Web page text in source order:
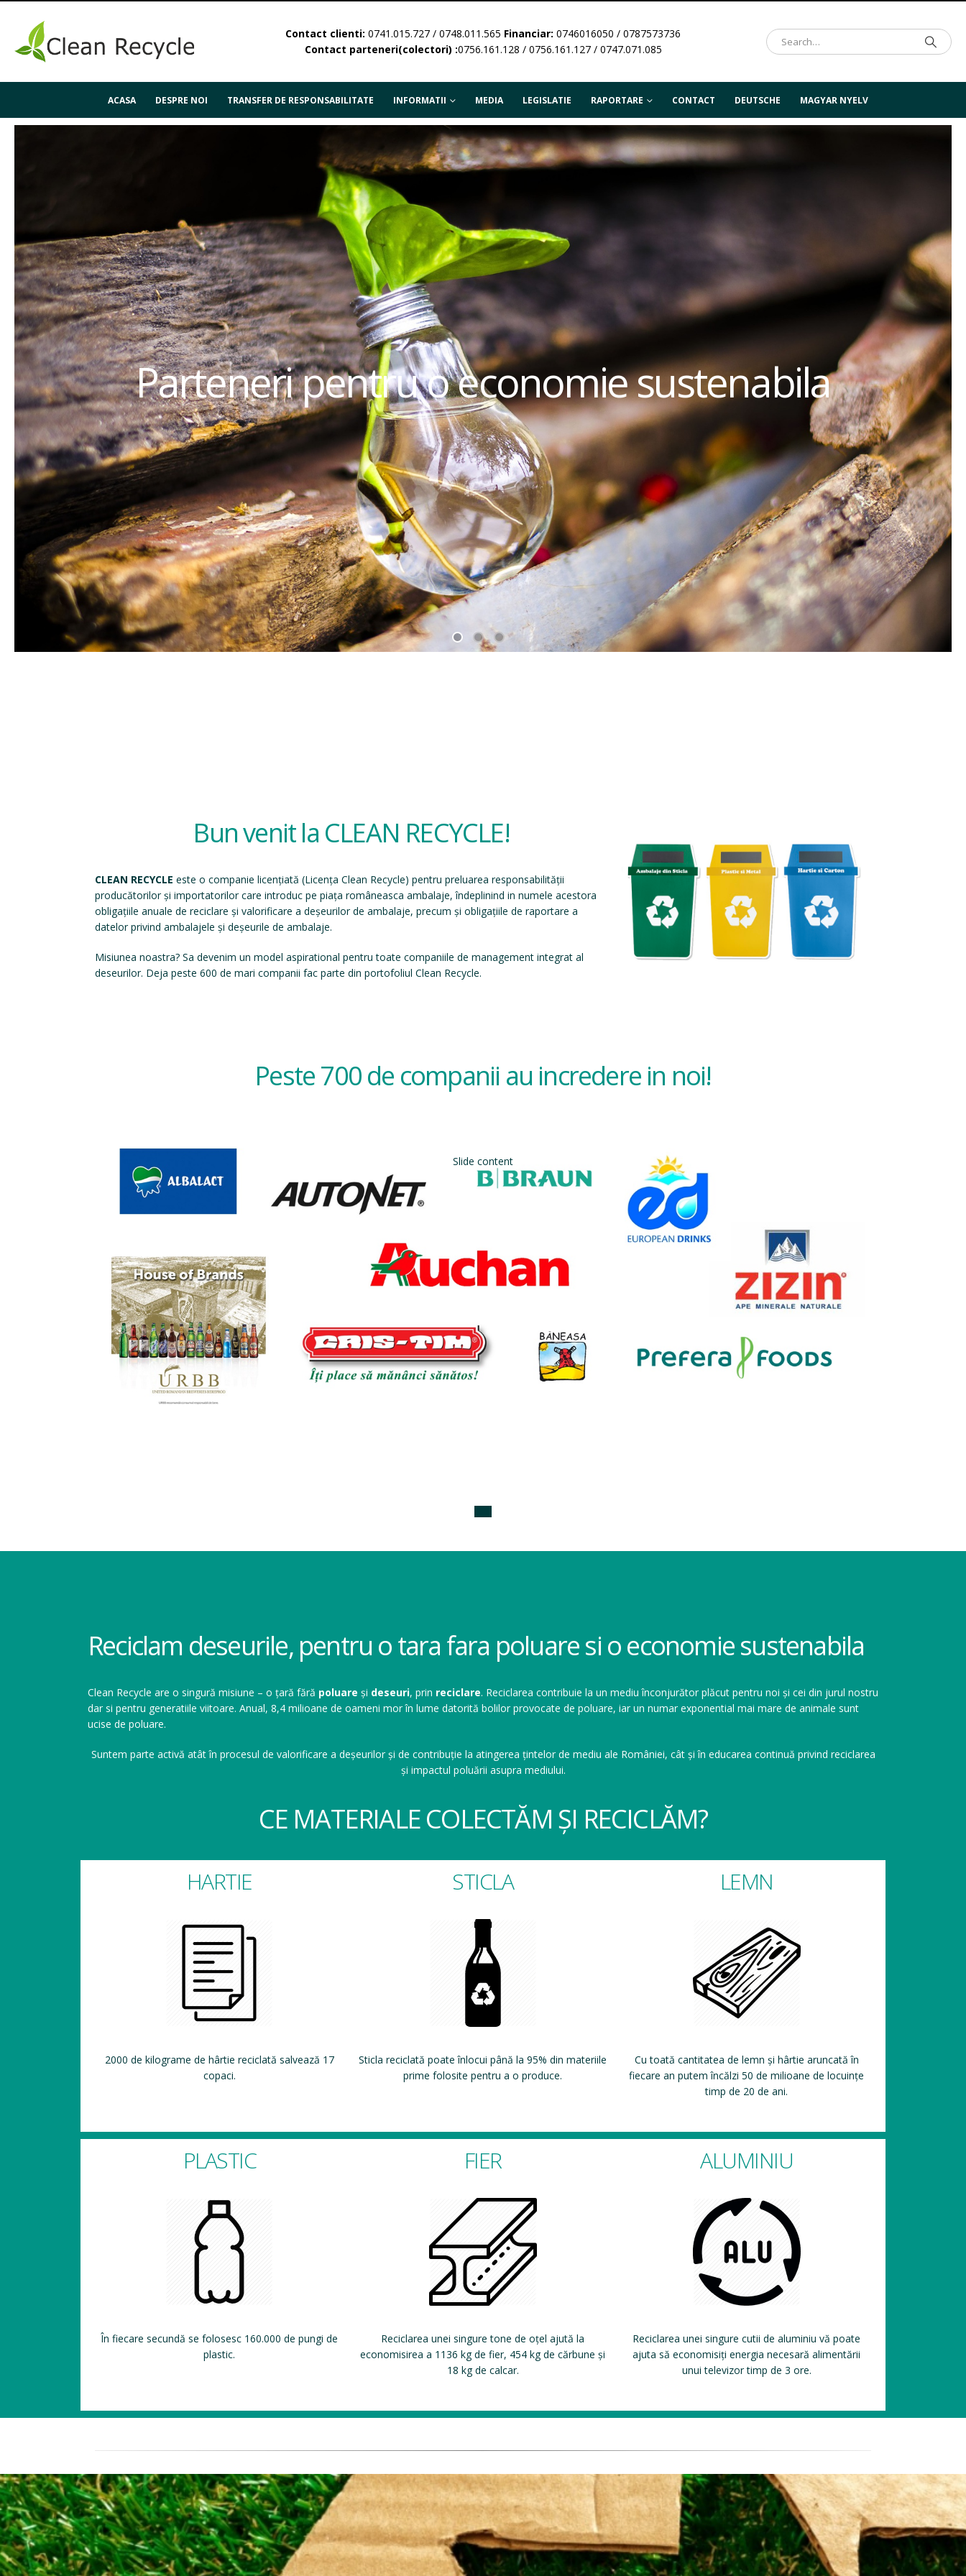
Contact clienti: 0741.015.727 / 0748.011.565 Financiar: 0746016050 / 0787573736
Contact parteneri(colectori) :0756.161.128 / 0756.161.127 / 0747.071.085
ACASA DESPRE NOI TRANSFER DE RESPONSABILITATE INFORMATII MEDIA LEGISLATIE RAPORTARE CONTACT DEUTSCHE MAGYAR NYELV
Parteneri pentru o economie sustenabila
Bun venit la CLEAN RECYCLE!
CLEAN RECYCLE este o companie licențiată (Licența Clean Recycle) pentru preluarea responsabilității
producătorilor și importatorilor care introduc pe piața româneasca ambalaje, îndeplinind in numele acestora
obligațiile anuale de reciclare și valorificare a deșeurilor de ambalaje, precum și obligațiile de raportare a
datelor privind ambalajele și deșeurile de ambalaje.
Misiunea noastra? Sa devenim un model aspirational pentru toate companiile de management integrat al
deseurilor. Deja peste 600 de mari companii fac parte din portofoliul Clean Recycle.
Peste 700 de companii au incredere in noi!
Slide content
Reciclam deseurile, pentru o tara fara poluare si o economie sustenabila
Clean Recycle are o singură misiune – o țară fără poluare și deseuri, prin reciclare. Reciclarea contribuie la un mediu înconjurător plăcut pentru noi și cei din jurul nostru
dar si pentru generatiile viitoare. Anual, 8,4 milioane de oameni mor în lume datorită bolilor provocate de poluare, iar un numar exponential mai mare de animale sunt
ucise de poluare.
Suntem parte activă atât în procesul de valorificare a deșeurilor și de contribuție la atingerea țintelor de mediu ale României, cât și în educarea continuă privind reciclarea
și impactul poluării asupra mediului.
CE MATERIALE COLECTĂM ȘI RECICLĂM?
HARTIE
2000 de kilograme de hârtie reciclată salvează 17
copaci.
STICLA
Sticla reciclată poate înlocui până la 95% din materiile
prime folosite pentru a o produce.
LEMN
Cu toată cantitatea de lemn și hârtie aruncată în
fiecare an putem încălzi 50 de milioane de locuințe
timp de 20 de ani.
PLASTIC
În fiecare secundă se folosesc 160.000 de pungi de
plastic.
FIER
Reciclarea unei singure tone de oțel ajută la
economisirea a 1136 kg de fier, 454 kg de cărbune și
18 kg de calcar.
ALUMINIU
Reciclarea unei singure cutii de aluminiu vă poate
ajuta să economisiți energia necesară alimentării
unui televizor timp de 3 ore.